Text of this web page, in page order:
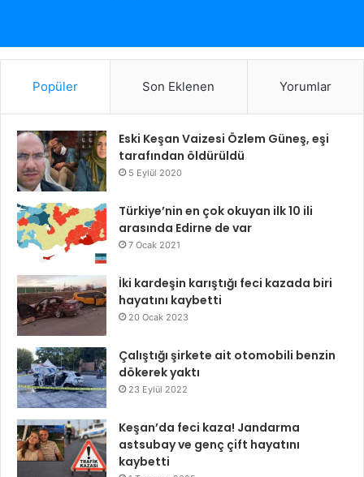
Popüler Son Eklenen Yorumlar
Eski Keşan Vaizesi Özlem Güneş, eşi
tarafından öldürüldü
5 Eylül 2020
Türkiye’nin en çok okuyan ilk 10 ili
arasında Edirne de var
7 Ocak 2021
İki kardeşin karıştığı feci kazada biri
hayatını kaybetti
20 Ocak 2023
Çalıştığı şirkete ait otomobili benzin
dökerek yaktı
23 Eylül 2022
Keşan’da feci kaza! Jandarma
astsubay ve genç çift hayatını
kaybetti